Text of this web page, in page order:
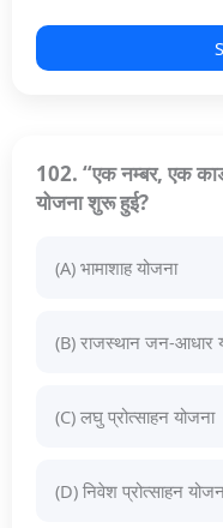
102. “एक नम्बर, एक
योजना शुरू हुई?
(A) भामाशाह योजना
(B) राजस्थान जन-आधार
(C) लघु प्रोत्साहन योजना
(D) निवेश प्रोत्साहन